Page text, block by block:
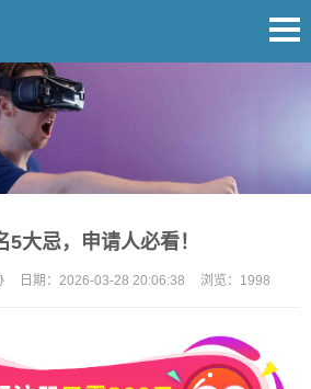
5大忌，申请人必看！
日期： 2026-03-28 20:06:38 浏览： 1998